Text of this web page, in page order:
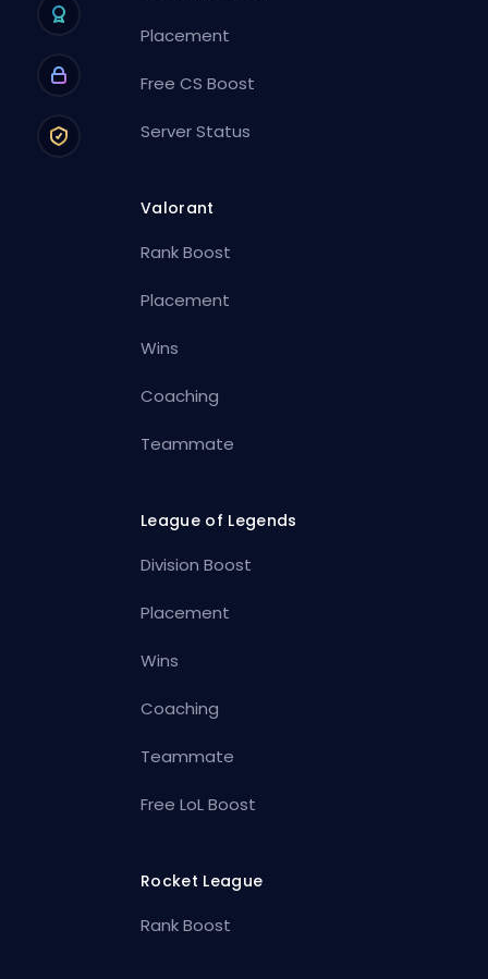
Placement
Free CS Boost
Server Status
Valorant
Rank Boost
Placement
Wins
Coaching
Teammate
League of Legends
Division Boost
Placement
Wins
Coaching
Teammate
Free LoL Boost
Rocket League
Rank Boost